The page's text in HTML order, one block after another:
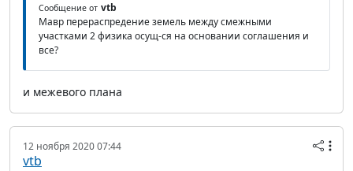
Сообщение от vtb
Мавр перераспредение земель между смежными
участками 2 физика осущ-ся на основании соглашения и
все?
и межевого плана
12 ноября 2020 07:44
vtb